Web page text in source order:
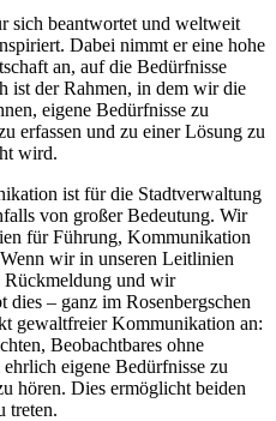
sich beantwortet und weltweit
Dabei nimmt er eine hohe
an, auf die Bedürfnisse
ist der Rahmen, in dem wir die
eigene Bedürfnisse zu
erfassen und zu einer Lösung zu
wird.
ist für die Stadtverwaltung
von großer Bedeutung. Wir
für Führung, Kommunikation
wir in unseren Leitlinien
Rückmeldung und wir
– ganz im Rosenbergschen
gewaltfreier Kommunikation an:
Beobachtbares ohne
eigene Bedürfnisse zu
hören. Dies ermöglicht beiden
treten.